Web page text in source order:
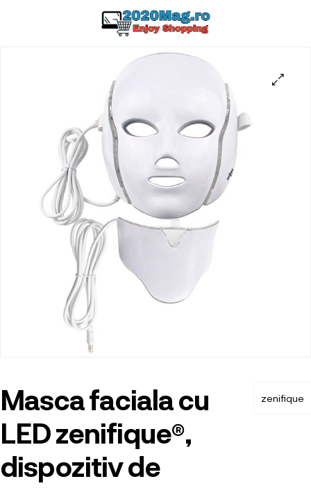
zenifique
Masca faciala cu
LED zenifique®,
dispozitiv de